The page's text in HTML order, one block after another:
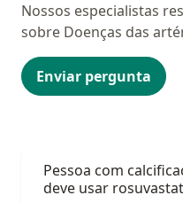
Enviar pergunta
Nossos especialistas
sobre Doenças das
Pessoa com
deve usar